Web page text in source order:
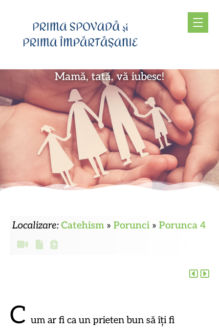
Mamă, tată, vă iubesc!
Localizare: Catehism » Porunci » Porunca 4
C um ar fi ca un prieten bun să îți fi